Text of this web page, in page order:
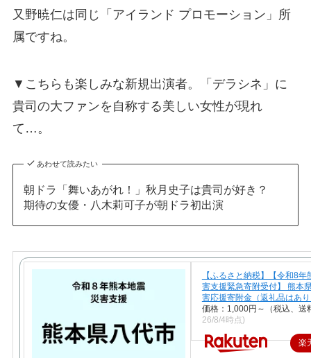
又野暁仁は同じ「アイランド プロモーション」所
属ですね。
▼こちらも楽しみな新規出演者。「デラシネ」に
貴司の大ファンを自称する美しい女性が現れ
て…。
あわせて読みたい
朝ドラ「舞いあがれ！」秋月史子は貴司が好き？
期待の女優・八木莉可子が朝ドラ初出演
【ふるさと納税】【令和8年
害支援緊急寄附受付】 熊本
害応援寄附金（返礼品はあ
価格：1,000円～（税込、送
26/8/4時点)
楽